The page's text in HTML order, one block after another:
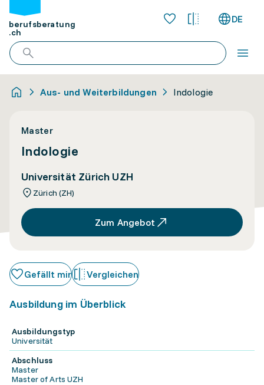
berufsberatung
.ch
DE
Aus- und Weiterbildungen Indologie
Master
Indologie
Universität Zürich UZH
Zürich (ZH)
Zum Angebot
Gefällt mir Vergleichen
Ausbildung im Überblick
Ausbildungstyp
Universität
Abschluss
Master
Master of Arts UZH